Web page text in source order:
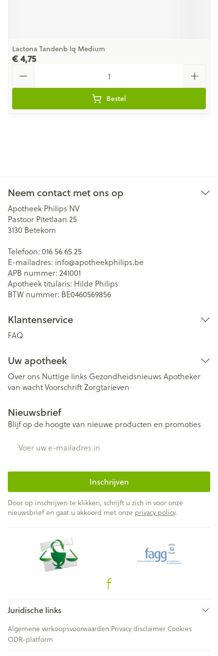
Lactona Tandenb Iq Medium
€ 4,75
Bestel
Neem contact met ons op
Apotheek Philips NV
Pastoor Pitetlaan 25
3130 Betekom
Telefoon: 016 56 65 25
E-mailadres: info@apotheekphilips.be
APB nummer: 241001
Apotheek titularis: Hilde Philips
BTW nummer: BE0460569856
Klantenservice
FAQ
Uw apotheek
Over ons Nuttige links Gezondheidsnieuws Apotheker
van wachtVoorschriftZorgtarieven
Nieuwsbrief
Blijf op de hoogte van nieuwe producten en promoties
Inschrijven
Door op inschrijven te klikken, schrijft u zich in voor onze
nieuwsbrief en gaat u akkoord met onze privacy policy.
Juridische links
Algemene verkoopsvoorwaarden Privacy disclaimer Cookies
ODR-platform